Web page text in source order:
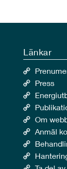
Länkar
Press
Om
Anmäl